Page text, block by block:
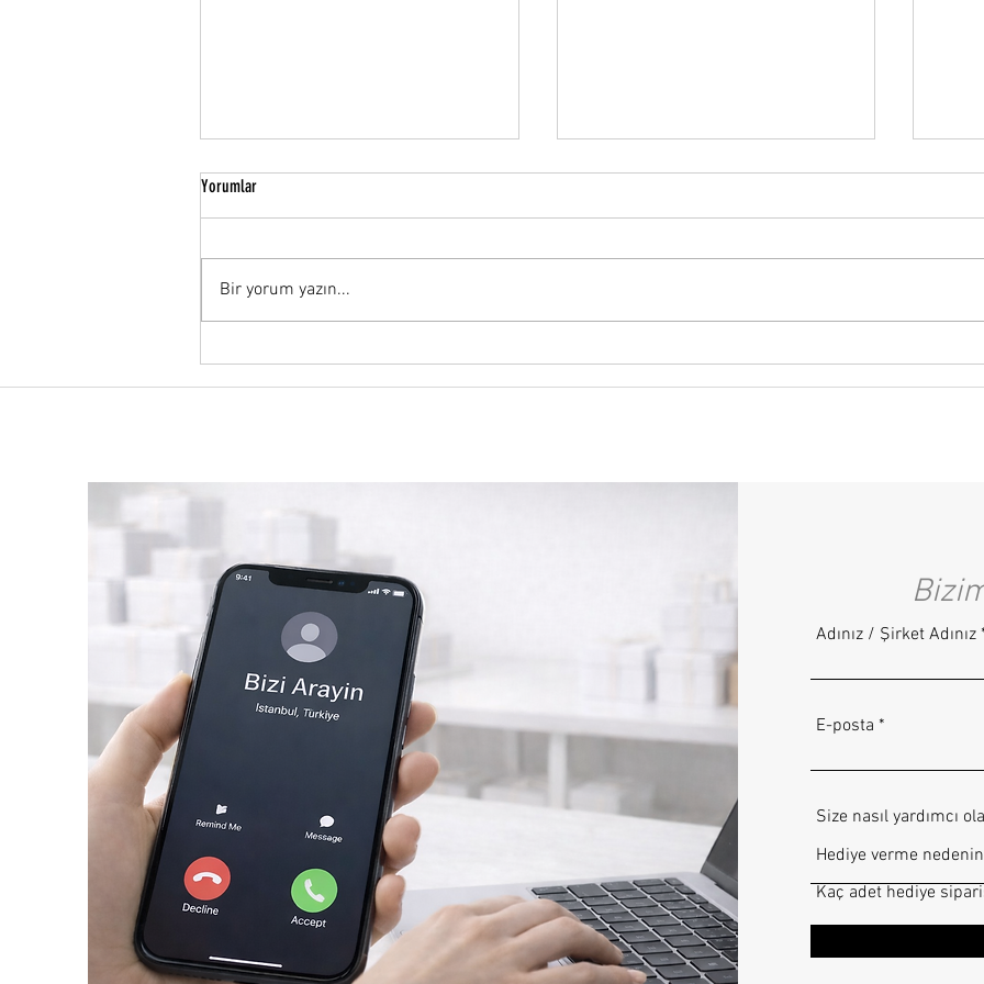
Yorumlar
Bir yorum yazın...
Adınız / Şirket Adınız
E-posta
Size nasıl yardımcı
Kaç adet hediye